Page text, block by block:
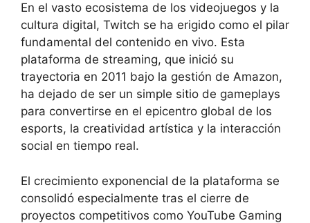
En el vasto ecosistema de los videojuegos y la
cultura digital, Twitch se ha erigido como el pilar
fundamental del contenido en vivo. Esta
plataforma de streaming, que inició su
trayectoria en 2011 bajo la gestión de Amazon,
ha dejado de ser un simple sitio de gameplays
para convertirse en el epicentro global de los
esports, la creatividad artística y la interacción
social en tiempo real.
El crecimiento exponencial de la plataforma se
consolidó especialmente tras el cierre de
proyectos competitivos como YouTube Gaming